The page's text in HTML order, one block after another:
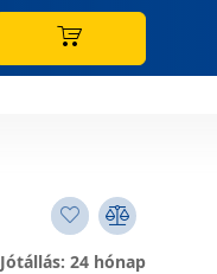
Jótállás: 24 hónap